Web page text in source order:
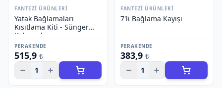
FANTEZI ÜRÜNLERI
Yatak Bağlamaları
Kısıtlama Kiti - Sünger
Kelepçeler
PERAKENDE
515,9 ₺
1
FANTEZI ÜRÜNLERI
7'li Bağlama Kayışı
PERAKENDE
383,9 ₺
1